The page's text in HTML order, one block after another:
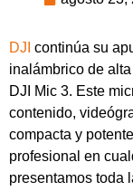
DJI continúa su
inalámbrico de
DJI Mic 3. Este
contenido,
compacta y
profesional en
presentamos toda